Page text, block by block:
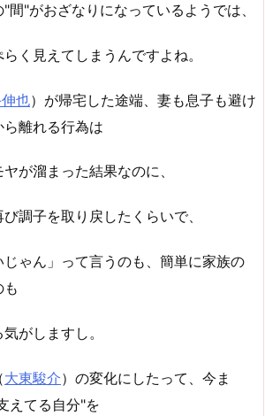
間"がおざなりになっているようでは、
く見えてしまうんですよね。
也）が帰宅した途端、妻も息子も避け
離れる行為は
が溜まった結果なのに、
調子を取り戻したくらいで、
ゃん」って言うのも、簡単に家族の
がしますし。
大東駿介）の変化にしたって、今ま
えてる自分"を